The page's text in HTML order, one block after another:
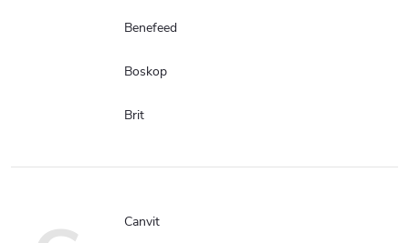
Benefeed
Boskop
Brit
Canvit